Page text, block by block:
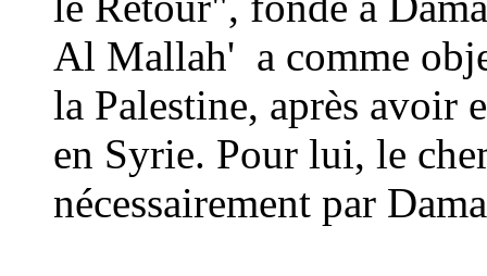
Al Mallah' a comme
la Palestine, après avoir
en Syrie. Pour lui, le
nécessairement par